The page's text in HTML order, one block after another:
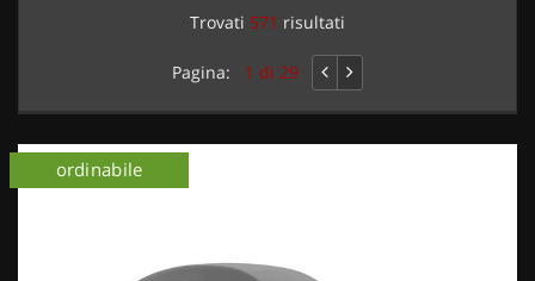
Trovati 571 risultati
Pagina: 1 di 29
ordinabile